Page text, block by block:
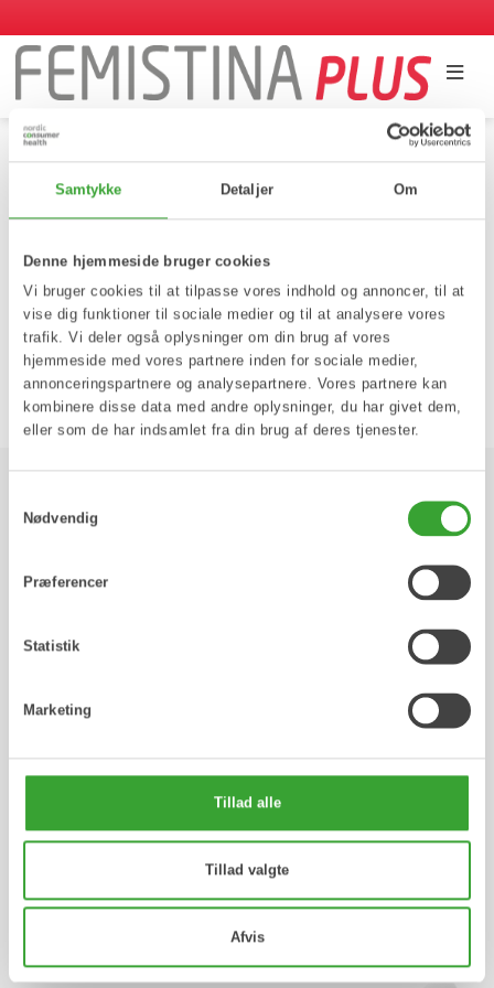
Samtykke Detaljer Om
Denne hjemmeside bruger cookies
Vi bruger cookies til at tilpasse vores indhold og annoncer, til at
vise dig funktioner til sociale medier og til at analysere vores
trafik. Vi deler også oplysninger om din brug af vores
hjemmeside med vores partnere inden for sociale medier,
annonceringspartnere og analysepartnere. Vores partnere kan
kombinere disse data med andre oplysninger, du har givet dem,
eller som de har indsamlet fra din brug af deres tjenester.
Nødvendig
Præferencer
Statistik
Marketing
Tillad alle
Tillad valgte
Afvis
Hjem Hvorfra kommer gelatinet i Femistina Plus?
Hvorfra kommer gelatinet i
Femistina Plus?
Gelatinet er vegetabilsk.
Tilbage til spørgsmålssiden
Nordic Consumer Health AB
Frydenlundsvej 30, 2950 Vedbæk